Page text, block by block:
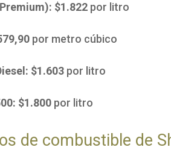
$1.822 por litro
por metro cúbico
$1.603 por litro
$1.800 por litro
de combustible de